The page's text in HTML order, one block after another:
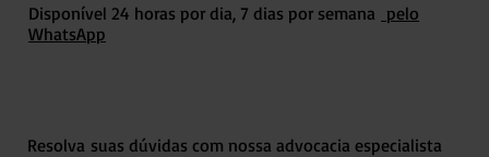
Disponível 24 horas por dia, 7 dias por semana pelo
WhatsApp
Resolva suas dúvidas com nossa advocacia especialista